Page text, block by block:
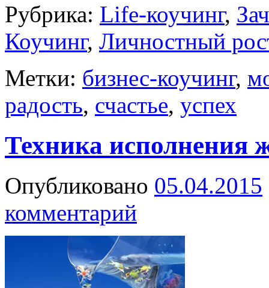
Рубрика: Life-коучинг,
Коучинг, Личностный
Метки: бизнес-коучинг,
радость, счастье, успех
Техника исполнения
Опубликовано 05.04.2015
комментарий